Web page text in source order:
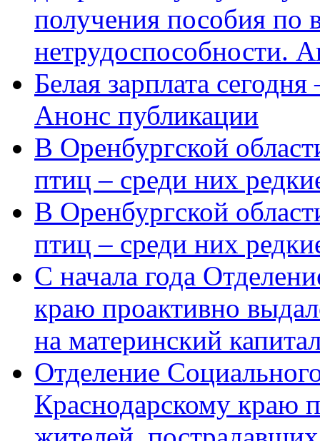
получения пособия по
нетрудоспособности.
Белая зарплата
Анонс публикации
В Оренбургской
птиц – среди них
В Оренбургской
птиц – среди них
С начала года
краю проактивно
на материнский
Отделение
Краснодарскому краю